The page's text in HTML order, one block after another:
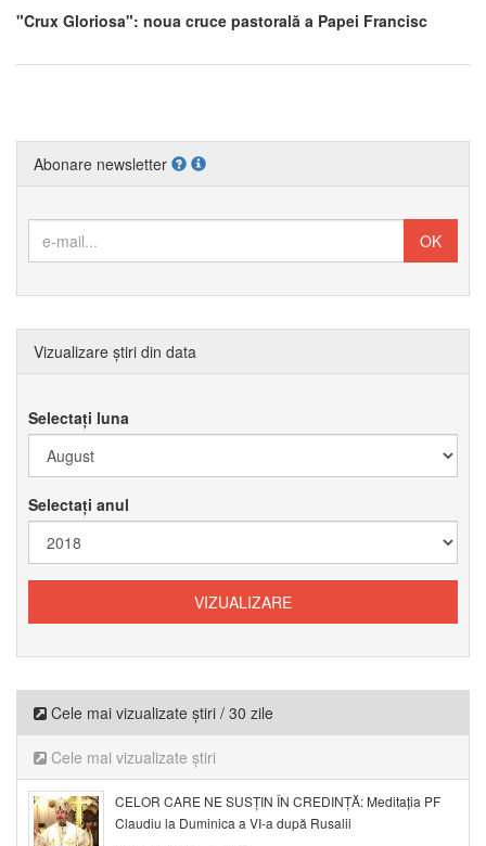
"Crux Gloriosa": noua cruce pastorală a Papei Francisc
Abonare newsletter
Vizualizare știri din data
Selectați luna
Selectați anul
Cele mai vizualizate știri / 30 zile
Cele mai vizualizate știri
CELOR CARE NE SUSȚIN ÎN CREDINȚĂ: Meditația PF
Claudiu la Duminica a VI-a după Rusalii